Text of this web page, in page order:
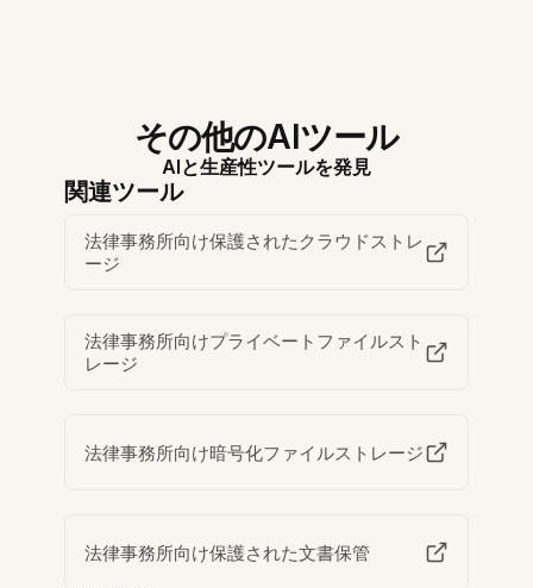
その他のAIツール
AIと生産性ツールを発見
関連ツール
法律事務所向け保護されたクラウドストレ
ージ
法律事務所向けプライベートファイルスト
レージ
法律事務所向け暗号化ファイルストレージ
法律事務所向け保護された文書保管